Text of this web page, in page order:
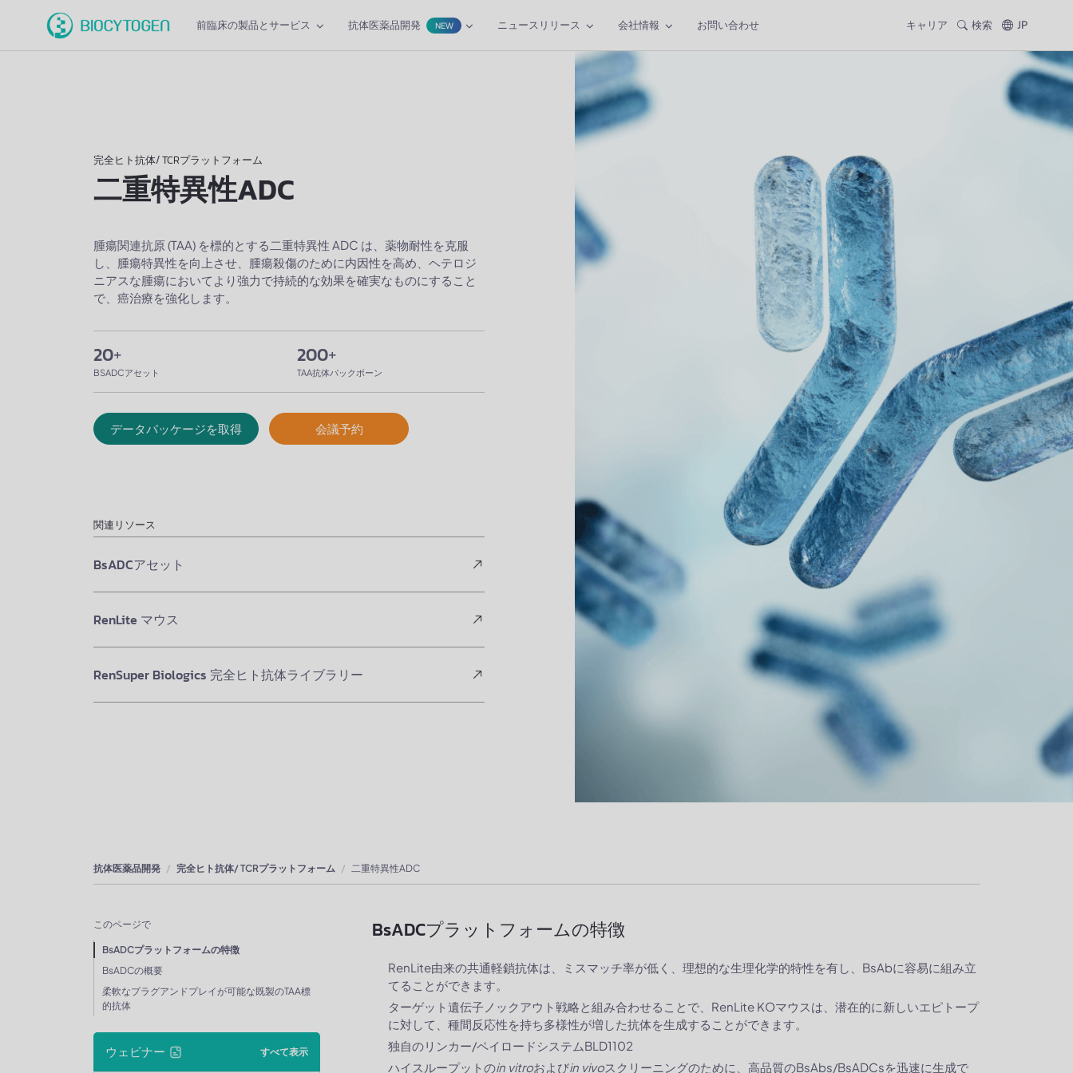
前臨床の製品とサービス 抗体医薬品開発 NEW ニュースリリース 会社情報 お問い合わせ キャリア 検索 JP
完全ヒト抗体/ TCRプラットフォーム
二重特異性ADC
腫瘍関連抗原 (TAA) を標的とする二重特異性 ADC は、薬物耐性を克服
し、腫瘍特異性を向上させ、腫瘍殺傷のために内因性を高め、ヘテロジ
ニアスな腫瘍においてより強力で持続的な効果を確実なものにすること
で、癌治療を強化します。
20+
BSADCアセット
200+
TAA抗体バックボーン
データパッケージを取得 会議予約
関連リソース
BsADCアセット
RenLite マウス
RenSuper Biologics 完全ヒト抗体ライブラリー
抗体医薬品開発 完全ヒト抗体/ TCRプラットフォーム 二重特異性ADC
このページで
BsADCプラットフォームの特徴
BsADCの概要
柔軟なプラグアンドプレイが可能な既製のTAA標
的抗体
ウェビナー すべて表示
BsADCプラットフォームの特徴
RenLite由来の共通軽鎖抗体は、ミスマッチ率が低く、理想的な生理化学的特性を有し、BsAbに容易に組み立
てることができます。
ターゲット遺伝子ノックアウト戦略と組み合わせることで、RenLite KOマウスは、潜在的に新しいエピトープ
に対して、種間反応性を持ち多様性が増した抗体を生成することができます。
独自のリンカー/ペイロードシステムBLD1102
ハイスループットのin vitroおよびin vivoスクリーニングのために、高品質のBsAbs/BsADCsを迅速に生成で